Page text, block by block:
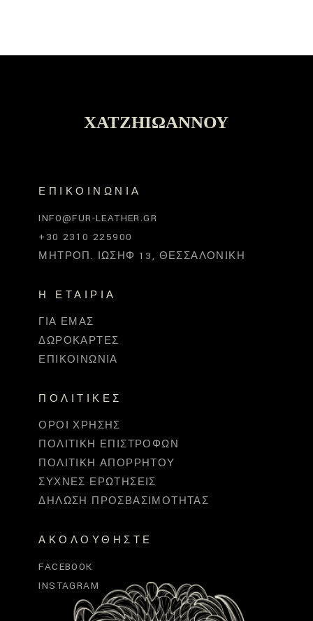
ΧΑΤΖΗΙΩΆΝΝΟΥ
ΕΠΙΚΟΙΝΩΝΊΑ
INFO@FUR-LEATHER.GR
+30 2310 225900
ΜΗΤΡΟΠ. ΙΩΣΉΦ 13, ΘΕΣΣΑΛΟΝΊΚΗ
Η ΕΤΑΙΡΊΑ
ΓΙΑ ΕΜΆΣ
ΔΩΡΟΚΆΡΤΕΣ
ΕΠΙΚΟΙΝΩΝΊΑ
ΠΟΛΙΤΙΚΈΣ
ΌΡΟΙ ΧΡΉΣΗΣ
ΠΟΛΙΤΙΚΉ ΕΠΙΣΤΡΟΦΏΝ
ΠΟΛΙΤΙΚΉ ΑΠΟΡΡΉΤΟΥ
ΣΥΧΝΈΣ ΕΡΩΤΉΣΕΙΣ
ΔΉΛΩΣΗ ΠΡΟΣΒΑΣΙΜΌΤΗΤΑΣ
ΑΚΟΛΟΥΘΉΣΤΕ
FACEBOOK
INSTAGRAM